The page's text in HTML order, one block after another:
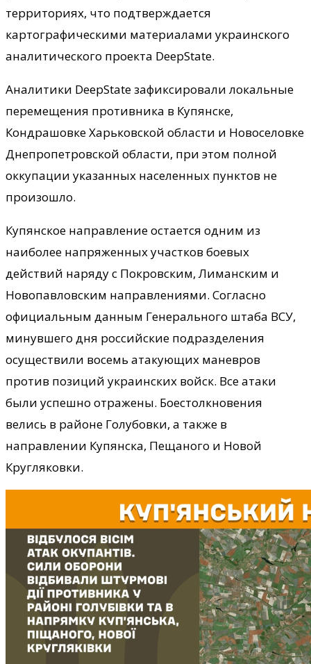
территориях, что подтверждается
картографическими материалами украинского
аналитического проекта DeepState.
Аналитики DeepState зафиксировали локальные
перемещения противника в Купянске,
Кондрашовке Харьковской области и Новоселовке
Днепропетровской области, при этом полной
оккупации указанных населенных пунктов не
произошло.
Купянское направление остается одним из
наиболее напряженных участков боевых
действий наряду с Покровским, Лиманским и
Новопавловским направлениями. Согласно
официальным данным Генерального штаба ВСУ,
минувшего дня российские подразделения
осуществили восемь атакующих маневров
против позиций украинских войск. Все атаки
были успешно отражены. Боестолкновения
велись в районе Голубовки, а также в
направлении Купянска, Пещаного и Новой
Кругляковки.